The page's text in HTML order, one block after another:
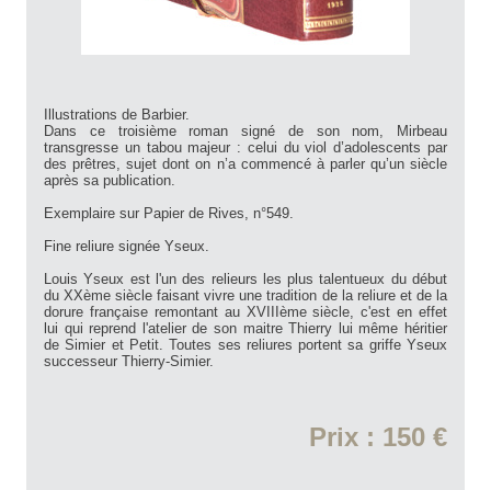
Illustrations de Barbier.
Dans ce troisième roman signé de son nom, Mirbeau
transgresse un tabou majeur : celui du viol d’adolescents par
des prêtres, sujet dont on n’a commencé à parler qu’un siècle
après sa publication.
Exemplaire sur Papier de Rives, n°549.
Fine reliure signée Yseux.
Louis Yseux est l'un des relieurs les plus talentueux du début
du XXème siècle faisant vivre une tradition de la reliure et de la
dorure française remontant au XVIIIème siècle, c'est en effet
lui qui reprend l'atelier de son maitre Thierry lui même héritier
de Simier et Petit. Toutes ses reliures portent sa griffe Yseux
successeur Thierry-Simier.
Prix : 150 €